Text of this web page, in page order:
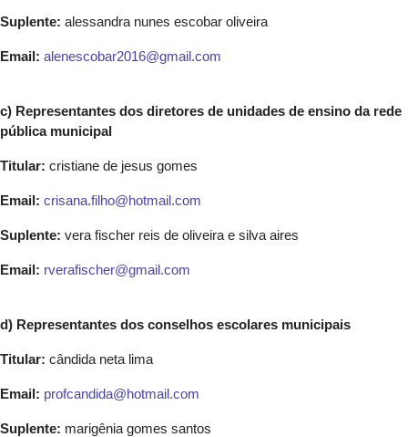
Suplente: alessandra nunes escobar oliveira
Email: alenescobar2016@gmail.com
c) Representantes dos diretores de unidades de ensino da rede
pública municipal
Titular: cristiane de jesus gomes
Email: crisana.filho@hotmail.com
Suplente: vera fischer reis de oliveira e silva aires
Email: rverafischer@gmail.com
d) Representantes dos conselhos escolares municipais
Titular: cândida neta lima
Email: profcandida@hotmail.com
Suplente: marigênia gomes santos